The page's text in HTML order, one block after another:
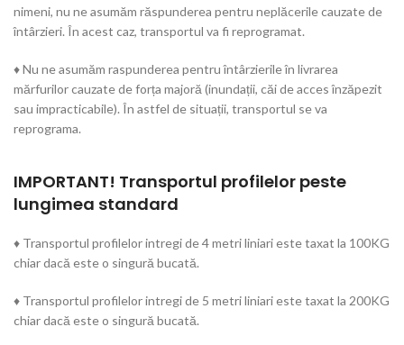
nimeni, nu ne asumăm răspunderea pentru neplăcerile cauzate de
întârzieri. În acest caz, transportul va fi reprogramat.
♦ Nu ne asumăm raspunderea pentru întârzierile în livrarea
mărfurilor cauzate de forța majoră (inundații, căi de acces înzăpezit
sau impracticabile). În astfel de situații, transportul se va
reprograma.
IMPORTANT! Transportul profilelor peste
lungimea standard
♦ Transportul profilelor intregi de 4 metri liniari este taxat la 100KG
chiar dacă este o singură bucată.
♦ Transportul profilelor intregi de 5 metri liniari este taxat la 200KG
chiar dacă este o singură bucată.